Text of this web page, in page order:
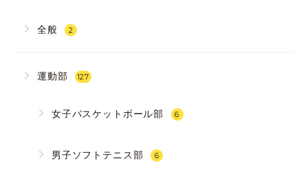
全般 2
運動部 127
女子バスケットボール部 6
男子ソフトテニス部 6